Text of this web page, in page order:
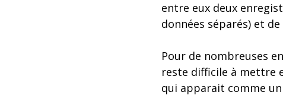
entre eux deux
données séparés) et
Pour de nombreuses
reste difficile à mettre
qui apparait comme